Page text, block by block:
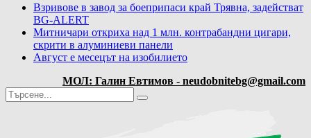
Взривове в завод за боеприпаси край Трявна, задействат
BG-ALERT
Митничари откриха над 1 млн. контрабандни цигари,
скрити в алуминиеви панели
Август е месецът на изобилието
МОЛ: Галин Евтимов - neudobnitebg@gmail.com